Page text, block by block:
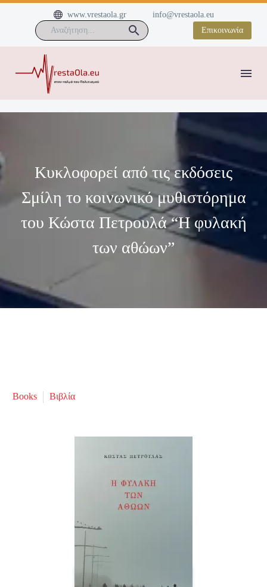

 www.vrestaola.gr
info@vrestaola.eu
Επικοινωνία
Κυκλοφορεί από τις εκδόσεις
Σμίλη το κοινωνικό μυθιστόρημα
του Κώστα Πετρουλά “Η φυλακή
των αθώων”
Books Βιβλία